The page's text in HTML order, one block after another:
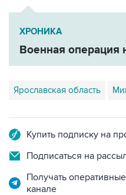
ХРОНИКА
Военная операция
Ярославская область
Купить подписку на
Подписаться на
Получать
канале